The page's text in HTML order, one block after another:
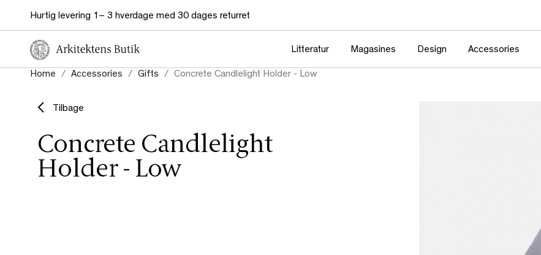
Hurtig levering 1– 3 hverdage med 30 dages returret
Litteratur Magasines Design Accessories
Home Accessories Gifts Concrete Candlelight Holder - Low
Tilbage
Concrete Candlelight
Holder - Low